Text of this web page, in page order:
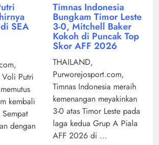
SEA
Voli Putri
kembali
dengan
Timnas Indonesia
Bungkam Timor Leste
3-0, Mitchell Baker
Kokoh di Puncak Top
Skor AFF 2026
THAILAND,
Purworejosport.com,
Timnas Indonesia meraih
kemenangan meyakinkan
3-0 atas Timor Leste pada
laga kedua Grup A Piala
AFF 2026 di ...